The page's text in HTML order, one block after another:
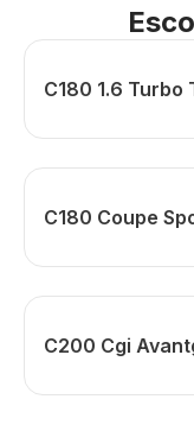
C180 1.6
C180 Coupe
C200 Cgi